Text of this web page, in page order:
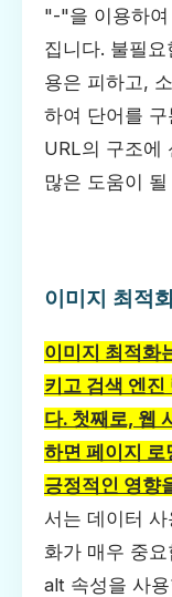
"-"을 이용하여
집니다. 불필
용은 피하고,
하여 단어를
URL의 구조에
많은 도움이
이미지 최적
이미지 최적화
키고 검색 엔진
다. 첫째로, 웹
하면 페이지 로
긍정적인 영향
서는 데이터
화가 매우 중
alt 속성을 사